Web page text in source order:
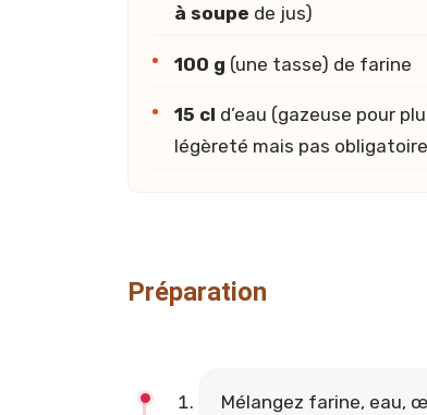
à soupe de jus)
100 g (une tasse) de farine
15 cl d’eau (gazeuse pour
légèreté mais pas
Préparation
Mélangez farine, eau,